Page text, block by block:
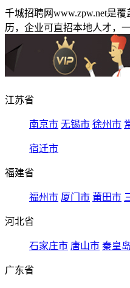
千城招聘网www.zpw.net是
历，企业可直招本地人才，
江苏省
南京市 无锡市 徐州市
宿迁市
福建省
福州市 厦门市 莆田市
河北省
石家庄市 唐山市 秦皇
广东省